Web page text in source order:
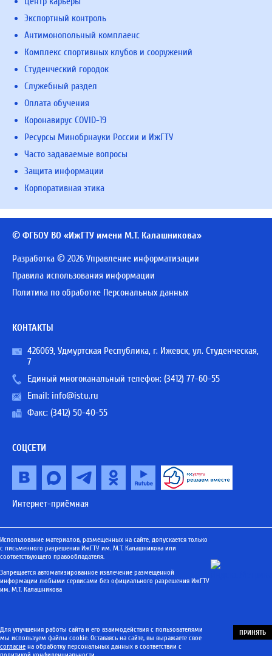
Экспортный контроль
Антимонопольный комплаенс
Комплекс спортивных клубов и сооружений
Студенческий городок
Служебный раздел
Оплата обучения
Коронавирус COVID-19
Ресурсы Минобрнауки России и ИжГТУ
Часто задаваемые вопросы
Защита информации
Корпоративная этика
© ФГБОУ ВО «ИжГТУ имени М.Т. Калашникова»
Разработка © 2026 Управление информатизации
Правила использования информации
Политика по обработке Персональных данных
КОНТАКТЫ
426069, Удмуртская Республика, г. Ижевск, ул. Студенческая,
7
Единый многоканальный телефон: (3412) 77-60-55
Email: info@istu.ru
Факс: (3412) 50-40-55
СОЦСЕТИ
Интернет-приёмная
Использование материалов, размещенных на сайте, допускается только
с письменного разрешения ИжГТУ им. М.Т. Калашникова или
соответствующего правообладателя.
Запрещается автоматизированное извлечение размещенной
информации любыми сервисами без официального разрешения ИжГТУ
им. М.Т. Калашникова
Для улучшения работы сайта и его взаимодействия с пользователями
мы используем файлы cookie. Оставаясь на сайте, вы выражаете свое
согласие на обработку персональных данных в соответствии с
ПРИНЯТЬ